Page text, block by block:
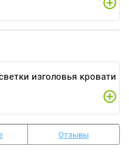
изголовья кровати
Отзывы